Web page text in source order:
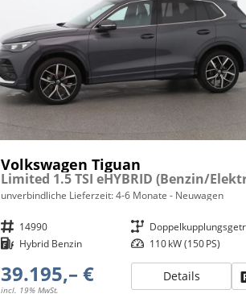
Volkswagen Tiguan
unverbindliche Lieferzeit: 4-6 Monate Neuwagen
Fahrzeugnr. 14990 Getriebe
Kraftstoff Hybrid Benzin Leistung 110 kW (150 PS)
39.195,– €
incl. 19% MwSt.
Details